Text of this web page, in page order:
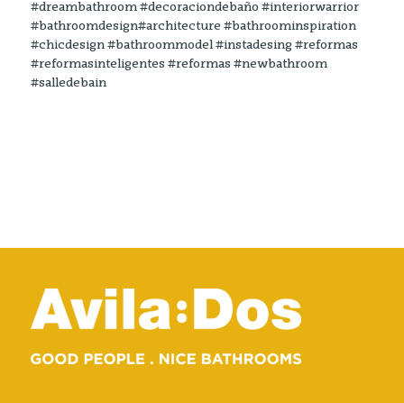
#dreambathroom #decoraciondebaño #interiorwarrior
#bathroomdesign#architecture #bathroominspiration
#chicdesign #bathroommodel #instadesing #reformas
#reformasinteligentes #reformas #newbathroom
#salledebain